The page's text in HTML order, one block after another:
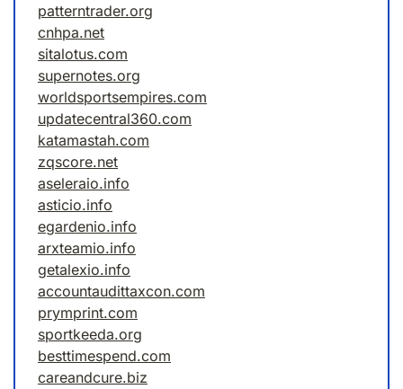
patterntrader.org
cnhpa.net
sitalotus.com
supernotes.org
worldsportsempires.com
updatecentral360.com
katamastah.com
zqscore.net
aseleraio.info
asticio.info
egardenio.info
arxteamio.info
getalexio.info
accountaudittaxcon.com
prymprint.com
sportkeeda.org
besttimespend.com
careandcure.biz